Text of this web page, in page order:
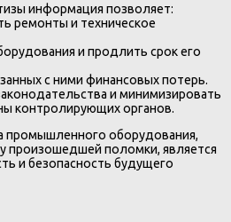
информация позволяет:
ремонты и техническое
и продлить срок его
с ними финансовых потерь.
и минимизировать
контролирующих органов.
промышленного оборудования,
произошедшей поломки, является
и безопасность будущего